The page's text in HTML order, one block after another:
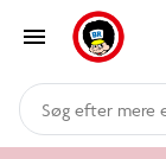
mere